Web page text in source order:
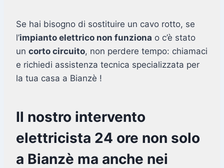
Se hai bisogno di sostituire un cavo rotto, se
l’impianto elettrico non funziona o c’è stato
un corto circuito, non perdere tempo: chiamaci
e richiedi assistenza tecnica specializzata per
la tua casa a Bianzè !
Il nostro intervento
elettricista 24 ore non solo
a Bianzè ma anche nei